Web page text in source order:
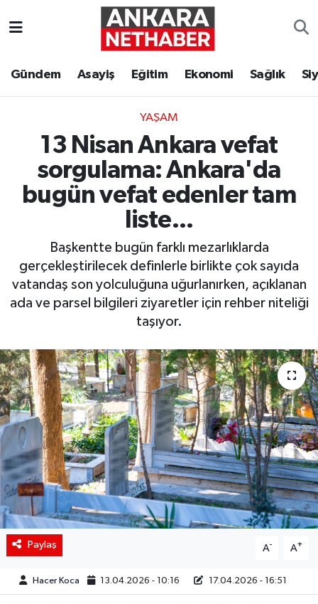
Gündem Asayiş Eğitim Ekonomi Sağlık
YAŞAM
13 Nisan Ankara vefat
sorgulama: Ankara'da
bugün vefat edenler tam
liste...
Başkentte bugün farklı mezarlıklarda
gerçekleştirilecek definlerle birlikte çok sayıda
vatandaş son yolculuğuna uğurlanırken, açıklanan
ada ve parsel bilgileri ziyaretler için rehber niteliği
taşıyor.
Paylaş A- A+
Hacer Koca 13.04.2026 - 10:16 17.04.2026 - 16:51
Ekonomi
Gündem
Resmi İlanlar
Sağlık
Spor
Teknoloji
Yaşam
Ankara Hava Durumu
Süper Lig Puan Durumu ve Fikstür
Tüm Manşetler
Son Dakika Haberleri